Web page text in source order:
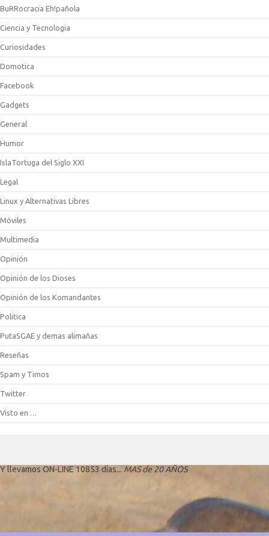
BuRRocracia Eh!pañola
Ciencia y Tecnologia
Curiosidades
Domotica
Facebook
Gadgets
General
Humor
IslaTortuga del Siglo XXI
Legal
Linux y Alternativas Libres
Móviles
Multimedia
Opinión
Opinión de los Dioses
Opinión de los Komandantes
Politica
PutaSGAE y demas alimañas
Reseñas
Spam y Timos
Twitter
Visto en …
Y llevamos ON-LINE 10853 días... MAS de 20 AÑOS